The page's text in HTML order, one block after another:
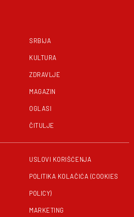
SRBIJA
KULTURA
ZDRAVLJE
MAGAZIN
OGLASI
ČITULJE
USLOVI KORIŠĆENJA
POLITIKA KOLAČIĆA (COOKIES
POLICY)
MARKETING